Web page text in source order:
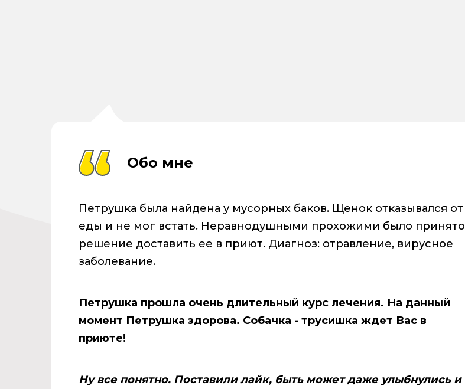
Обо мне
Петрушка была найдена у мусорных баков. Щенок отказывался от
еды и не мог встать. Неравнодушными прохожими было принято
решение доставить ее в приют. Диагноз: отравление, вирусное
заболевание.
Петрушка прошла очень длительный курс лечения. На данный
момент Петрушка здорова. Собачка - трусишка ждет Вас в
приюте!
Ну все понятно. Поставили лайк, быть может даже улыбнулись и